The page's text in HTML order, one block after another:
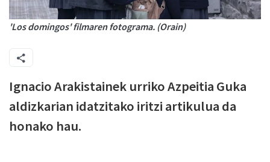
'Los domingos' filmaren fotograma. (Orain)
Ignacio Arakistainek urriko Azpeitia Guka
aldizkarian idatzitako iritzi artikulua da
honako hau.